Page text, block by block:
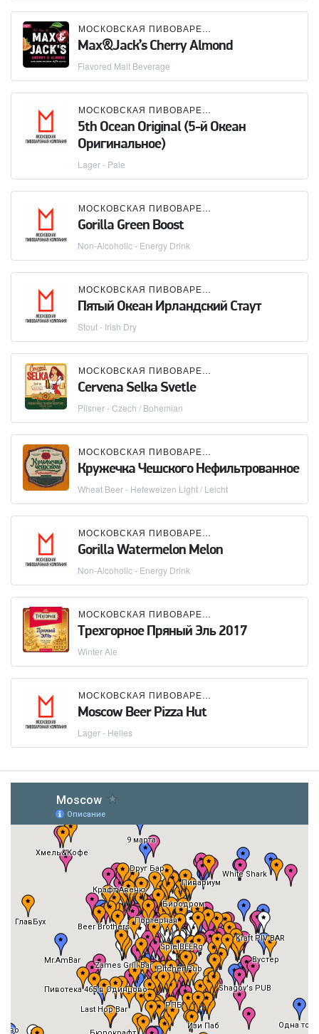
МОСКОВСКАЯ ПИВОВАРЕННАЯ КОМПАНИЯ (МПК)
Max&Jack’s Cherry Almond
Flavored Malt Beverage
МОСКОВСКАЯ ПИВОВАРЕННАЯ КОМПАНИЯ (МПК)
5th Ocean Original (5-й Океан
Оригинальное)
Lager - Pale
МОСКОВСКАЯ ПИВОВАРЕННАЯ КОМПАНИЯ (МПК)
Gorilla Green Boost
Non-Alcoholic - Energy Drink
МОСКОВСКАЯ ПИВОВАРЕННАЯ КОМПАНИЯ (МПК)
Пятый Океан Ирландский Стаут
Stout - Irish Dry
МОСКОВСКАЯ ПИВОВАРЕННАЯ КОМПАНИЯ (МПК)
Cervena Selka Svetle
Pilsner - Czech / Bohemian
МОСКОВСКАЯ ПИВОВАРЕННАЯ КОМПАНИЯ (МПК)
Кружечка Чешского Нефильтрованное
Wheat Beer - Hefeweizen Light / Leicht
МОСКОВСКАЯ ПИВОВАРЕННАЯ КОМПАНИЯ (МПК)
Gorilla Watermelon Melon
Non-Alcoholic - Energy Drink
МОСКОВСКАЯ ПИВОВАРЕННАЯ КОМПАНИЯ (МПК)
Трехгорное Пряный Эль 2017
Winter Ale
МОСКОВСКАЯ ПИВОВАРЕННАЯ КОМПАНИЯ (МПК)
Moscow Beer Pizza Hut
Lager - Helles